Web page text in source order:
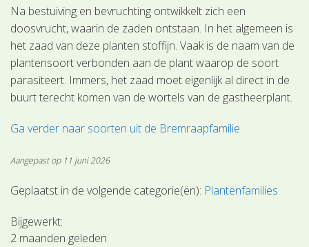
Na bestuiving en bevruchting ontwikkelt zich een
doosvrucht, waarin de zaden ontstaan. In het algemeen is
het zaad van deze planten stoffijn. Vaak is de naam van de
plantensoort verbonden aan de plant waarop de soort
parasiteert. Immers, het zaad moet eigenlijk al direct in de
buurt terecht komen van de wortels van de gastheerplant.
Ga verder naar soorten uit de Bremraapfamilie
Aangepast op 11 juni 2026
Geplaatst in de volgende categorie(ën): Plantenfamilies
Bijgewerkt:
2 maanden geleden